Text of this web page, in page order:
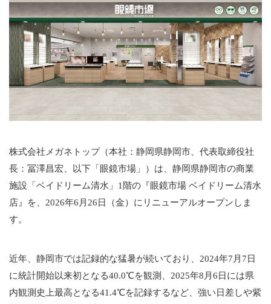
株式会社メガネトップ（本社：静岡県静岡市、代表取締役社
長：冨澤昌宏、以下「眼鏡市場」）は、静岡県静岡市の商業
施設「ベイドリーム清水」1階の『眼鏡市場 ベイドリーム清水
店』を、2026年6月26日（金）にリニューアルオープンしま
す。
近年、静岡市では記録的な猛暑が続いており、2024年7月7日
に統計開始以来初となる40.0℃を観測、2025年8月6日には県
内観測史上最高となる41.4℃を記録するなど、強い日差しや紫